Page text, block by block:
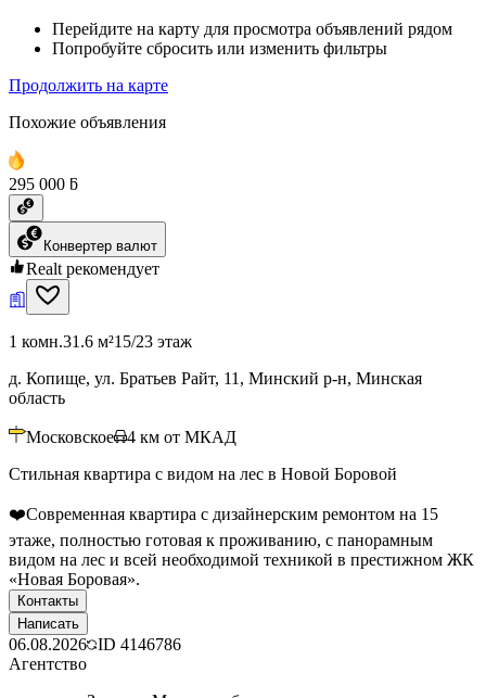
Перейдите на карту для просмотра объявлений рядом
Попробуйте сбросить или изменить фильтры
Продолжить на карте
Похожие объявления
295 000 ƃ
Конвертер валют
Realt рекомендует
1 комн.31.6 м²15/23 этаж
д. Копище, ул. Братьев Райт, 11, Минский р-н, Минская
область
Московское 4 км от МКАД
Стильная квартира с видом на лес в Новой Боровой
❤️Современная квартира с дизайнерским ремонтом на 15
этаже, полностью готовая к проживанию, с панорамным
видом на лес и всей необходимой техникой в престижном ЖК
«Новая Боровая».
Контакты
Написать
06.08.2026 ID 4146786
Агентство